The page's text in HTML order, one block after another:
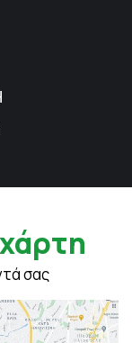
χάρτη
σας